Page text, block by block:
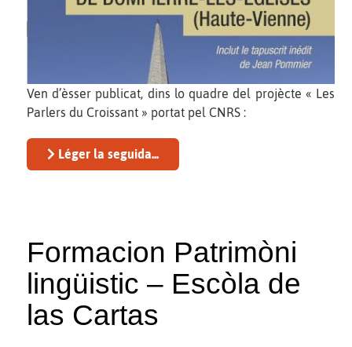
Ven d’èsser publicat, dins lo quadre del projècte « Les
Parlers du Croissant » portat pel CNRS :
Léger la seguida...
Formacion Patrimòni
lingüistic – Escòla de
las Cartas